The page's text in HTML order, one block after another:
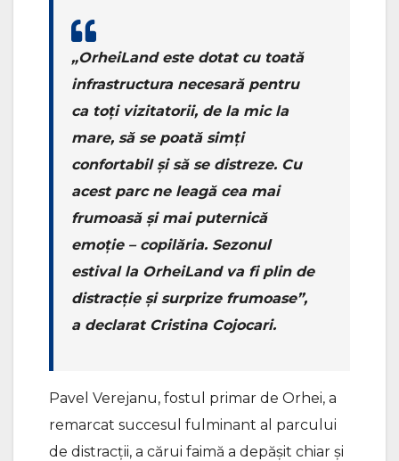
„OrheiLand este dotat cu toată
infrastructura necesară pentru
ca toți vizitatorii, de la mic la
mare, să se poată simți
confortabil și să se distreze. Cu
acest parc ne leagă cea mai
frumoasă și mai puternică
emoție – copilăria. Sezonul
estival la OrheiLand va fi plin de
distracție și surprize frumoase”,
a declarat Cristina Cojocari.
Pavel Verejanu, fostul primar de Orhei, a
remarcat succesul fulminant al parcului
de distracții, a cărui faimă a depășit chiar și